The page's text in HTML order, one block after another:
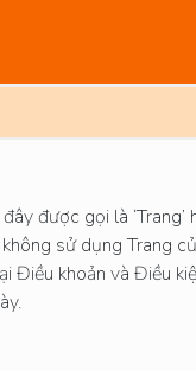
được gọi là
sử dụng Trang
Điều khoản và Điều